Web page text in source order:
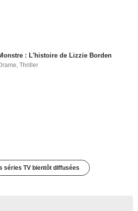
: L'histoire de Lizzie Borden
,Thriller
séries TV bientôt diffusées